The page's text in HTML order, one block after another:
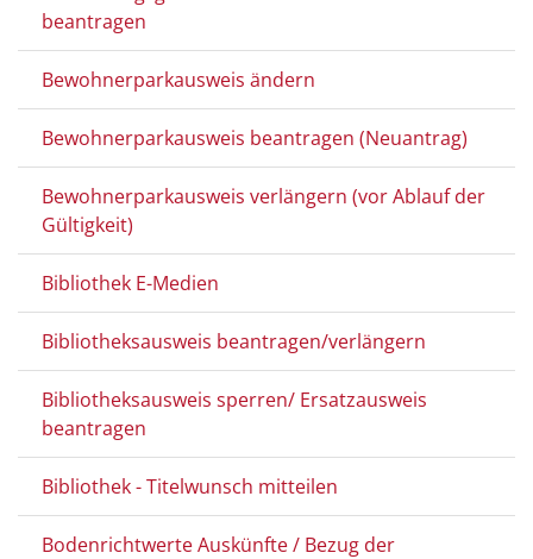
beantragen
Bewohnerparkausweis ändern
Bewohnerparkausweis beantragen (Neuantrag)
Bewohnerparkausweis verlängern (vor Ablauf der
Gültigkeit)
Bibliothek E-Medien
Bibliotheksausweis beantragen/verlängern
Bibliotheksausweis sperren/ Ersatzausweis
beantragen
Bibliothek - Titelwunsch mitteilen
Bodenrichtwerte Auskünfte / Bezug der